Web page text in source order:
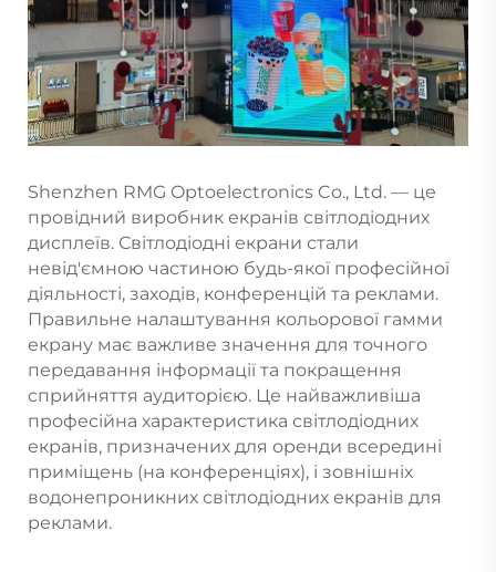
Shenzhen RMG Optoelectronics Co., Ltd. — це
провідний виробник екранів світлодіодних
дисплеїв. Світлодіодні екрани стали
невід'ємною частиною будь-якої професійної
діяльності, заходів, конференцій та реклами.
Правильне налаштування кольорової гамми
екрану має важливе значення для точного
передавання інформації та покращення
сприйняття аудиторією. Це найважливіша
професійна характеристика світлодіодних
екранів, призначених для оренди всередині
приміщень (на конференціях), і зовнішніх
водонепроникних світлодіодних екранів для
реклами.